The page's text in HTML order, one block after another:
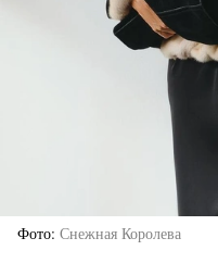
Фото Снежная Королева